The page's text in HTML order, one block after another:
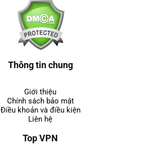
Thông tin chung
Giới thiệu
Chính sách bảo mật
Điều khoản và điều kiện
Liên hệ
Top VPN